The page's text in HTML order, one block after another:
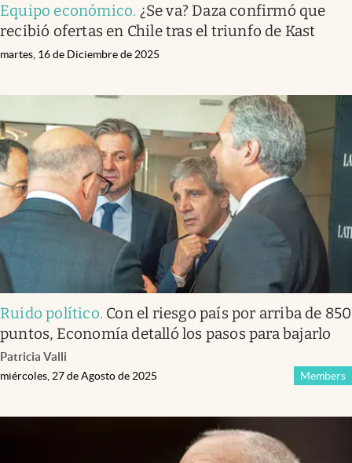
Equipo económico. ¿Se va? Daza confirmó que
recibió ofertas en Chile tras el triunfo de Kast
martes, 16 de Diciembre de 2025
Ruido político. Con el riesgo país por arriba de 850
puntos, Economía detalló los pasos para bajarlo
Patricia Valli
Members
miércoles, 27 de Agosto de 2025